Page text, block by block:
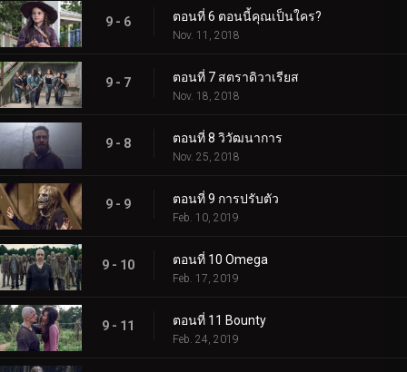
9 - 6 ตอนที่ 6 ตอนนี้คุณเป็นใคร?
Nov. 11, 2018
9 - 7 ตอนที่ 7 สตราดิวาเรียส
Nov. 18, 2018
9 - 8 ตอนที่ 8 วิวัฒนาการ
Nov. 25, 2018
9 - 9 ตอนที่ 9 การปรับตัว
Feb. 10, 2019
9 - 10 ตอนที่ 10 Omega
Feb. 17, 2019
9 - 11 ตอนที่ 11 Bounty
Feb. 24, 2019